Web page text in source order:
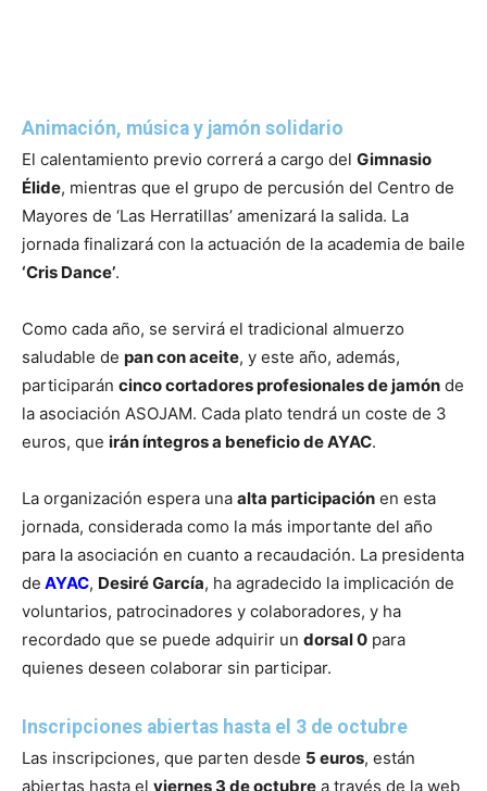
Animación, música y jamón solidario
El calentamiento previo correrá a cargo del Gimnasio
Élide, mientras que el grupo de percusión del Centro de
Mayores de ‘Las Herratillas’ amenizará la salida. La
jornada finalizará con la actuación de la academia de baile
‘Cris Dance’.
Como cada año, se servirá el tradicional almuerzo
saludable de pan con aceite, y este año, además,
participarán cinco cortadores profesionales de jamón de
la asociación ASOJAM. Cada plato tendrá un coste de 3
euros, que irán íntegros a beneficio de AYAC.
La organización espera una alta participación en esta
jornada, considerada como la más importante del año
para la asociación en cuanto a recaudación. La presidenta
de AYAC, Desiré García, ha agradecido la implicación de
voluntarios, patrocinadores y colaboradores, y ha
recordado que se puede adquirir un dorsal 0 para
quienes deseen colaborar sin participar.
Inscripciones abiertas hasta el 3 de octubre
Las inscripciones, que parten desde 5 euros, están
abiertas hasta el viernes 3 de octubre a través de la web